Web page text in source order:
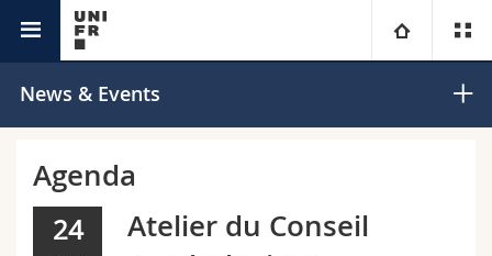
University
Campus
Theology
You are
Interfaculty Institute for Family Research
News & Events
Agenda
24
Atelier du Conseil